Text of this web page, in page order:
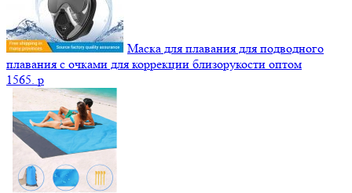
Маска для плавания для подводного
плавания с очками для коррекции близорукости оптом
1565. p